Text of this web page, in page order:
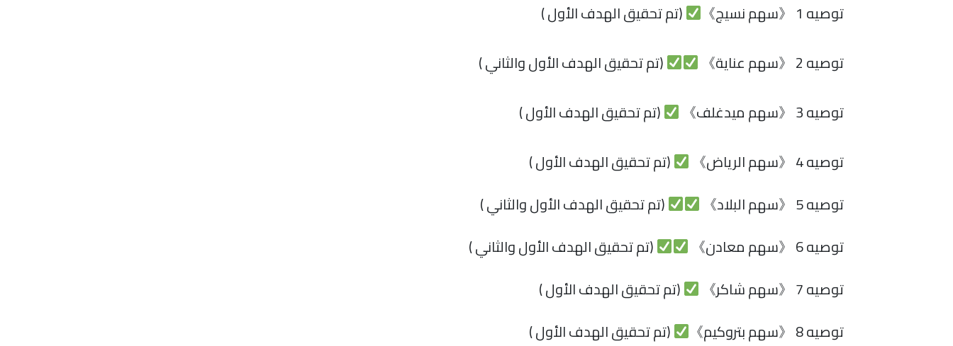
توصيه 1 《سهم نسيج》
(تم تحقيق الهدف الأول )
توصيه 2 《سهم عناية》
(تم تحقيق الهدف الأول والثاني )
توصيه 3 《سهم ميدغلف》
(تم تحقيق الهدف الأول )
توصيه 4 《سهم الرياض》
(تم تحقيق الهدف الأول )
توصيه 5 《سهم البلاد》
(تم تحقيق الهدف الأول والثاني )
توصيه 6 《سهم معادن》
(تم تحقيق الهدف الأول والثاني )
توصيه 7 《سهم شاكر》
(تم تحقيق الهدف الأول )
توصيه 8 《سهم بتروكيم》
(تم تحقيق الهدف الأول )